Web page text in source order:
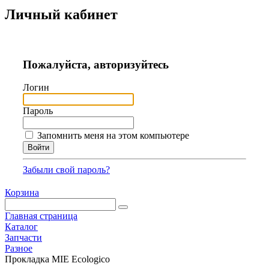
Личный кабинет
Пожалуйста, авторизуйтесь
Логин
Пароль
Запомнить меня на этом компьютере
Забыли свой пароль?
Корзина
Главная страница
Каталог
Запчасти
Разное
Прокладка MIE Ecologico